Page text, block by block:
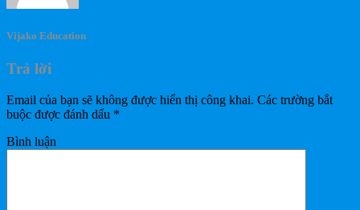
Vijako Education
Trả lời
Email của bạn sẽ không được hiển thị công khai. Các trường bắt
buộc được đánh dấu *
Bình luận